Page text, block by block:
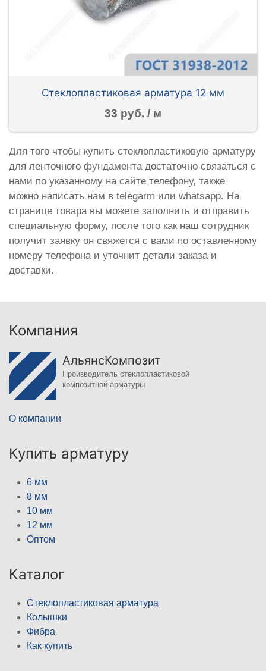
Стеклопластиковая арматура 12 мм
33 руб. / м
Для того чтобы купить стеклопластиковую арматуру
для ленточного фундамента достаточно связаться с
нами по указанному на сайте телефону, также
можно написать нам в telegarm или whatsapp. На
странице товара вы можете заполнить и отправить
специальную форму, после того как наш сотрудник
получит заявку он свяжется с вами по оставленному
номеру телефона и уточнит детали заказа и
доставки.
Компания
АльянсКомпозит
Производитель стеклопластиковой
композитной арматуры
О компании
Купить арматуру
6 мм
8 мм
10 мм
12 мм
Оптом
Каталог
Стеклопластиковая арматура
Колышки
Фибра
Как купить